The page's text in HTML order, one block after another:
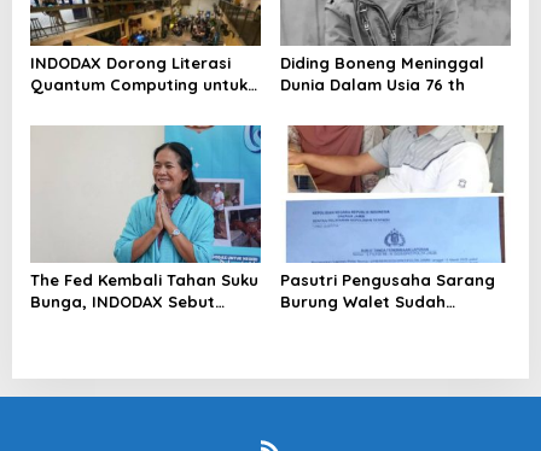
INDODAX Dorong Literasi
Quantum Computing untuk
Blockchain
Diding Boneng Meninggal
Dunia Dalam Usia 76 th
The Fed Kembali Tahan Suku
Bunga, INDODAX Sebut
Pasutri Pengusaha Sarang
Burung Walet Sudah